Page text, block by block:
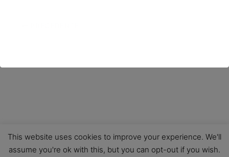
This website uses cookies to improve your experience. We'll
assume you're ok with this, but you can opt-out if you wish.